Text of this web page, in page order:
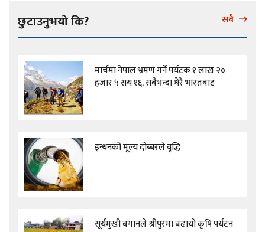
छुटाउनुभयो कि? सबै
मार्चमा नेपाल भ्रमण गर्ने पर्यटक १ लाख २०
हजार ५ सय १६, सबैभन्दा धेरै भारतबाट
इन्धनको मूल्य दोब्बरले वृद्धि
सूर्यमुखी बगानले श्रीपुरमा बढायो कृषि पर्यटन